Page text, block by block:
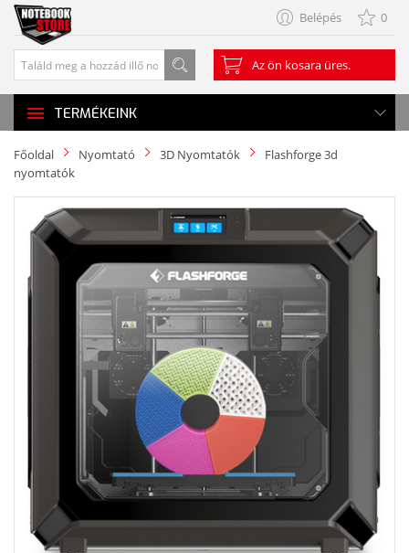
Belépés 0
Az ön kosara üres.
TERMÉKEINK
Főoldal Nyomtató 3D Nyomtatók
Flashforge 3d
nyomtatók